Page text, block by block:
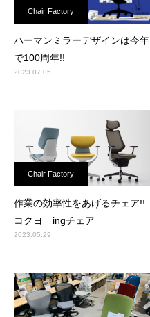
Chair Factory
ハーマンミラーデザインは今年
で100周年!!
2023.07.05
Chair Factory
作業の効率性をあげるチェア!!
コクヨ ingチェア
2023.05.29